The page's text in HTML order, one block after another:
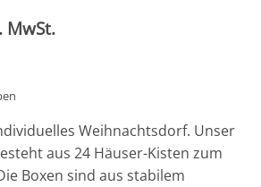
MwSt.
Weihnachtsdorf. Unser
aus 24 Häuser-Kisten zum
Boxen sind aus stabilem